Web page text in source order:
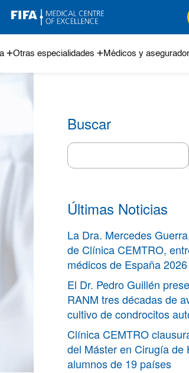
Otras especialidades Médicos y
Buscar
Search
for:
Últimas Noticias
La Dra. Mercedes
de Clínica CEMTRO,
médicos de España 2026
El Dr. Pedro Guillén
RANM tres décadas de
cultivo de condrocitos
Clínica CEMTRO
del Máster en Cirugía de
alumnos de 19 países